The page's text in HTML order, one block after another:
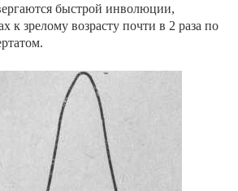
быстрой инволюции,
к зрелому возрасту почти в 2 раза по